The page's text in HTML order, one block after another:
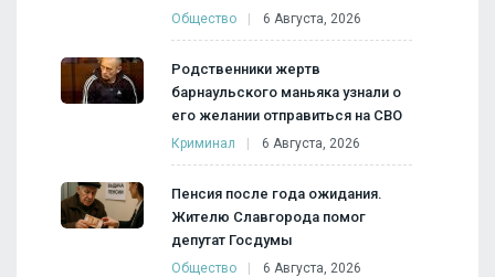
Общество 6 Августа, 2026
Родственники жертв
барнаульского маньяка узнали о
его желании отправиться на СВО
Криминал 6 Августа, 2026
Пенсия после года ожидания.
Жителю Славгорода помог
депутат Госдумы
Общество 6 Августа, 2026